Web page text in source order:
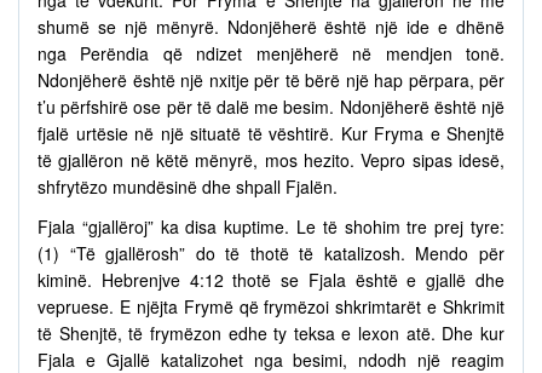
shumë se një mënyrë. Ndonjëherë është një ide e dhënë
nga Perëndia që ndizet menjëherë në mendjen tonë.
Ndonjëherë është një nxitje për të bërë një hap përpara, për
t’u përfshirë ose për të dalë me besim. Ndonjëherë është një
fjalë urtësie në një situatë të vështirë. Kur Fryma e Shenjtë
të gjallëron në këtë mënyrë, mos hezito. Vepro sipas idesë,
shfrytëzo mundësinë dhe shpall Fjalën.
Fjala “gjallëroj” ka disa kuptime. Le të shohim tre prej tyre:
(1) “Të gjallërosh” do të thotë të katalizosh. Mendo për
kiminë. Hebrenjve 4:12 thotë se Fjala është e gjallë dhe
vepruese. E njëjta Frymë që frymëzoi shkrimtarët e Shkrimit
të Shenjtë, të frymëzon edhe ty teksa e lexon atë. Dhe kur
Fjala e Gjallë katalizohet nga besimi, ndodh një reagim